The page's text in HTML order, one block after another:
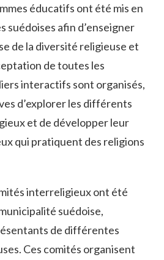
éducatifs ont‌ été mis en
suédoises afin⁤ d’enseigner
de la diversité ⁣religieuse et
de ​toutes les
interactifs sont‍ organisés,⁢
d’explorer les ⁢différents⁣
et⁤ de​ développer leur
qui pratiquent des‌ religions
interreligieux ‍ont été
suédoise,‍
de​ différentes
Ces comités organisent